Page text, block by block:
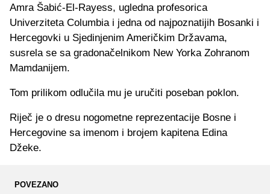
Amra Šabić-El-Rayess, ugledna profesorica
Univerziteta Columbia i jedna od najpoznatijih Bosanki i
Hercegovki u Sjedinjenim Američkim Državama,
susrela se sa gradonačelnikom New Yorka Zohranom
Mamdanijem.
Tom prilikom odlučila mu je uručiti poseban poklon.
Riječ je o dresu nogometne reprezentacije Bosne i
Hercegovine sa imenom i brojem kapitena Edina
Džeke.
POVEZANO